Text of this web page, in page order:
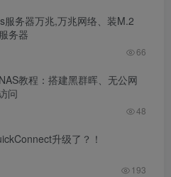
服务器万兆,万兆网络、装M.2
务器
66
教程：搭建黑群晖、无公网
问
48
升级了？！
193